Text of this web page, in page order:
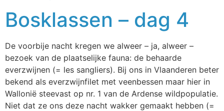
Bosklassen – dag 4
De voorbije nacht kregen we alweer – ja, alweer –
bezoek van de plaatselijke fauna: de behaarde
everzwijnen (= les sangliers). Bij ons in Vlaanderen beter
bekend als everzwijnfilet met veenbessen maar hier in
Wallonië steevast op nr. 1 van de Ardense wildpopulatie.
Niet dat ze ons deze nacht wakker gemaakt hebben (=